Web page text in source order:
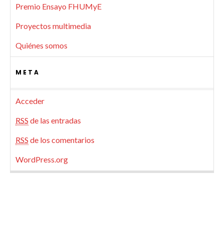
Premio Ensayo FHUMyE
Proyectos multimedia
Quiénes somos
META
Acceder
RSS de las entradas
RSS de los comentarios
WordPress.org